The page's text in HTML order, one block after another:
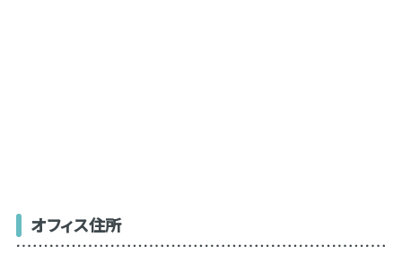
オフィス住所